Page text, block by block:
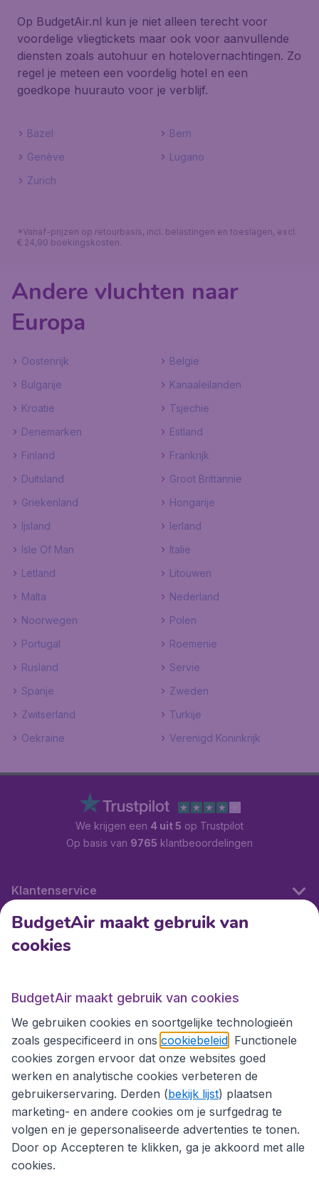
Op BudgetAir.nl kun je niet alleen terecht voor
voordelige vliegtickets maar ook voor aanvullende
diensten zoals autohuur en hotelovernachtingen. Zo
regel je meteen een voordelig hotel en een
goedkope huurauto voor je verblijf.
Bazel
Bern
Genève
Lugano
Zurich
*Vanaf-prijzen op retourbasis, incl. belastingen en toeslagen, excl.
€ 24,90 boekingskosten.
Andere vluchten naar
Europa
Oostenrijk
Belgie
Bulgarije
Kanaaleilanden
Kroatie
Tsjechie
Denemarken
Estland
Finland
Frankrijk
Duitsland
Groot Brittannie
Griekenland
Hongarije
Ijsland
Ierland
Isle Of Man
Italie
Letland
Litouwen
Malta
Nederland
Noorwegen
Polen
Portugal
Roemenie
Rusland
Servie
Spanje
Zweden
Zwitserland
Turkije
Oekraine
Verenigd Koninkrijk
We krijgen een 4 uit 5 op Trustpilot
Op basis van 9765 klantbeoordelingen
Klantenservice
Internationale sites
Internationale sites
BudgetAir maakt gebruik van
cookies
BudgetAir maakt gebruik van cookies
We gebruiken cookies en soortgelijke technologieën
zoals gespecificeerd in ons cookiebeleid . Functionele
cookies zorgen ervoor dat onze websites goed
werken en analytische cookies verbeteren de
gebruikerservaring. Derden (bekijk lijst) plaatsen
marketing- en andere cookies om je surfgedrag te
volgen en je gepersonaliseerde advertenties te tonen.
Door op Accepteren te klikken, ga je akkoord met alle
cookies.